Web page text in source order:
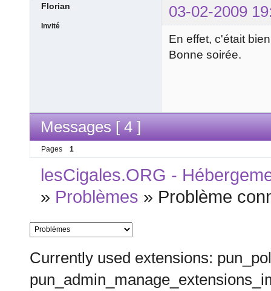
Florian 03-02-2009
Invité
En effet, c'était
Bonne soirée.
Messages [ 4 ]
Pages 1
lesCigales.ORG -
» Problèmes » Problème
Currently used extensions: